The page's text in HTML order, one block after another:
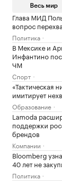
Весь мир
Глава МИД
вопрос
Политика
В Мексике и
Инфантино
ЧМ
Спорт
«Тактическая
имитирует
Образование
Lamoda
поддержки
брендов
Компании
Bloomberg
40 лет не
Политика